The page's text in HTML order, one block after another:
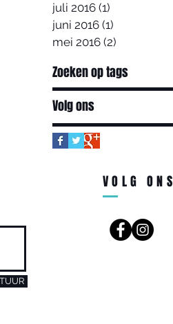
juli 2016 (1)
juni 2016 (1)
mei 2016 (2)
Zoeken op tags
Volg ons
VOLG ONS